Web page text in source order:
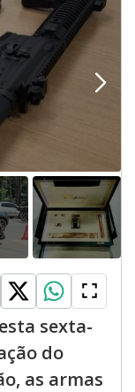
sexta-
do
as armas